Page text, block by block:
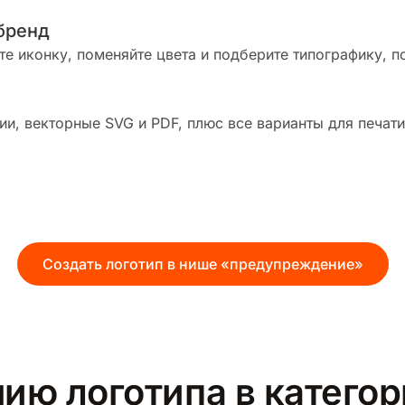
иконку, поменяйте цвета и подберите типографику,
векторные SVG и PDF, плюс все варианты для
Создать логотип в нише «предупреждение»
логотипа в